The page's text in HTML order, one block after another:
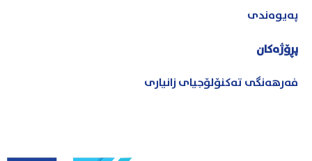
پەیوەندی
پڕۆژەکان
فەرهەنگی تەکنۆلۆجیای زانیاری